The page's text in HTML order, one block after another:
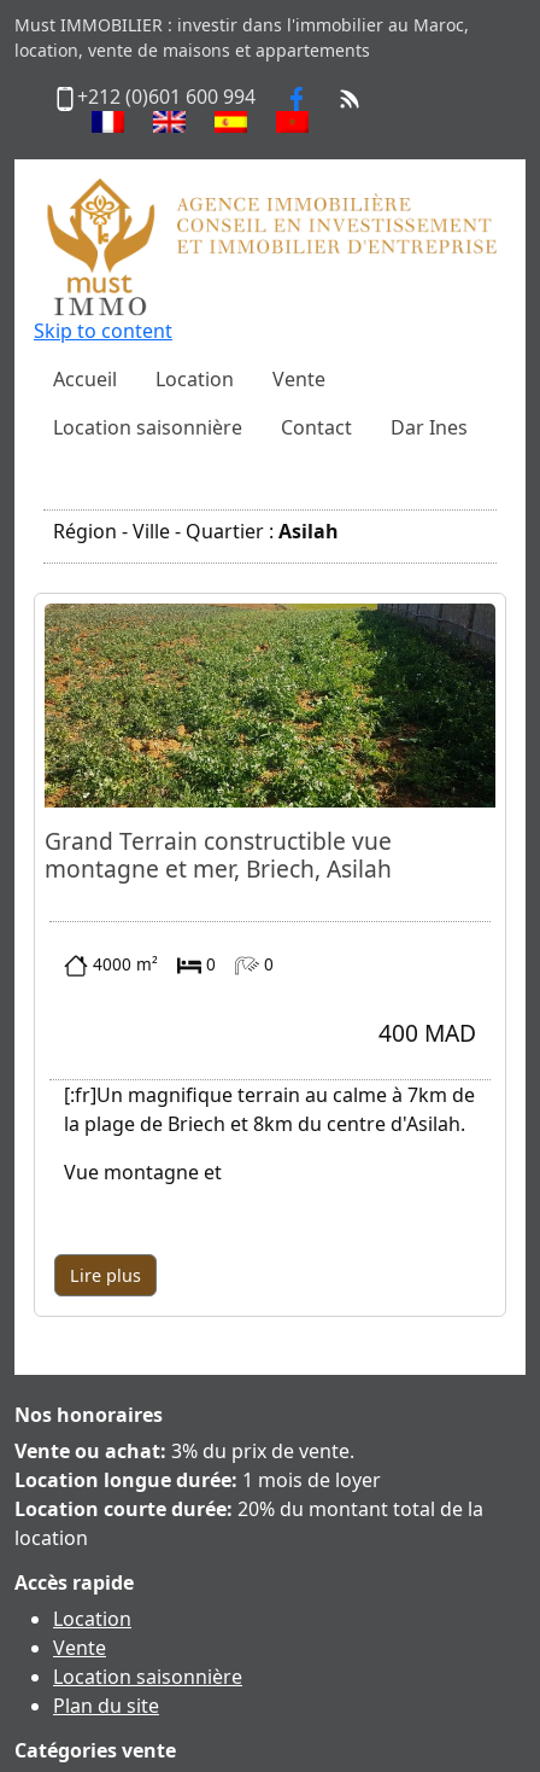
Must IMMOBILIER : investir dans l'immobilier au Maroc,
location, vente de maisons et appartements
+212 (0)601 600 994
Skip to content
Accueil
Location
Vente
Location saisonnière
Contact Dar Ines
Région - Ville - Quartier : Asilah
Grand Terrain constructible vue
montagne et mer, Briech, Asilah
4000 m² 0 0
400 MAD
[:fr]Un magnifique terrain au calme à 7km de
la plage de Briech et 8km du centre d'Asilah.
Vue montagne et
Lire plus
Nos honoraires
Vente ou achat: 3% du prix de vente.
Location longue durée: 1 mois de loyer
Location courte durée: 20% du montant total de la
location
Accès rapide
Location
Vente
Location saisonnière
Plan du site
Catégories vente